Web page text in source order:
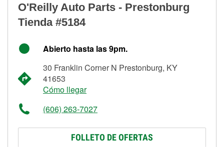
O'Reilly Auto Parts - Prestonburg
Tienda #5184
Abierto hasta las 9pm.
30 Franklin Corner N Prestonburg, KY
41653
Cómo llegar
(606) 263-7027
FOLLETO DE OFERTAS